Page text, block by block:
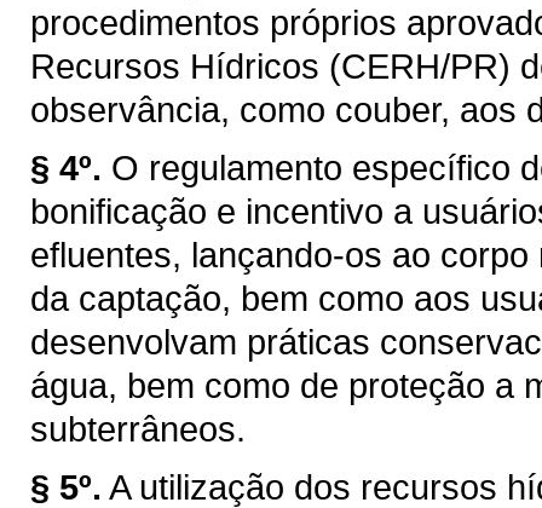
procedimentos próprios
Recursos Hídricos (CERH/PR)
observância, como couber, aos
§ 4º. O regulamento específico
bonificação e incentivo a
efluentes, lançando-os ao
da captação, bem como aos
desenvolvam práticas
água, bem como de proteção a
subterrâneos.
§ 5º. A utilização dos recursos